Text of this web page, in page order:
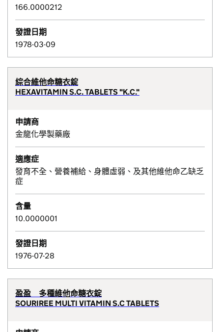
166.0000212
發證日期
1978-03-09
綜合維他命糖衣錠
HEXAVITAMIN S.C. TABLETS "K.C."
申請商
金龍化學製藥廠
適應症
發育不全、營養補給、身體虛弱、及其他維他命乙缺乏
症
含量
10.0000001
發證日期
1976-07-28
盈盈 多種維他命糖衣錠
SOURIREE MULTI VITAMIN S.C TABLETS